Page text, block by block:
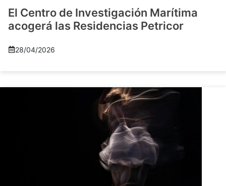
El Centro de Investigación Marítima
acogerá las Residencias Petricor
28/04/2026